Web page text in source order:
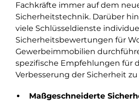
Fachkräfte immer auf dem
Sicherheitstechnik. Darüber
viele Schlüsseldienste
Sicherheitsbewertungen für
Gewerbeimmobilien
spezifische Empfehlungen für
Verbesserung der Sicherheit
Maßgeschneiderte